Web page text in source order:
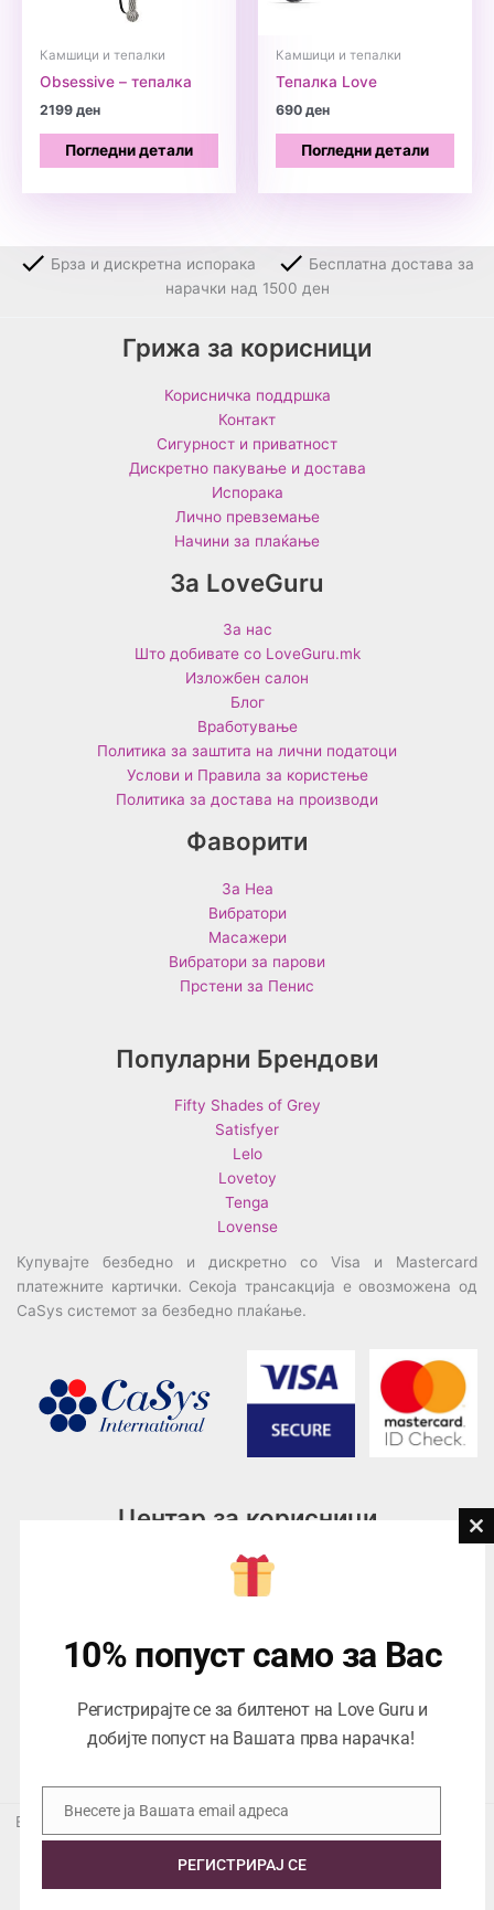
Камшици и тепалки
Obsessive – тепалка
2199ден
Погледни детали
Камшици и тепалки
Тепалка Love
690ден
Погледни детали
Брза и дискретна испорака
Бесплатна достава за
нарачки над 1500 ден
Грижа за корисници
Корисничка поддршка
Контакт
Сигурност и приватност
Дискретно пакување и достава
Испорака
Лично превземање
Начини за плаќање
За LoveGuru
За нас
Што добивате со LoveGuru.mk
Изложбен салон
Блог
Вработување
Политика за заштита на лични податоци
Услови и Правила за користење
Политика за достава на производи
Фаворити
За Неа
Вибратори
Масажери
Вибратори за парови
Прстени за Пенис
Популарни Брендови
Fifty Shades of Grey
Satisfyer
Lelo
Lovetoy
Tenga
Lovense
Купувајте безбедно и дискретно со Visa и Mastercard
платежните картички. Секоја трансакција е овозможена од
CaSys системот за безбедно плаќање.
Центар за корисници
076945497; 076945498
contact@loveguru.mk
Саб – Нед: 10-18
Еуропеан Траде Дооел Скопје, Варшавска 5/1 -5, 1000 Скопје,
ЕДБ 4057021558024
10% попуст само за Вас
Регистрирајте се за билтенот на Love Guru и
добијте попуст на Вашата прва нарачка!
Email
Внесете ја Вашата email адреса
РЕГИСТРИРАЈ СЕ